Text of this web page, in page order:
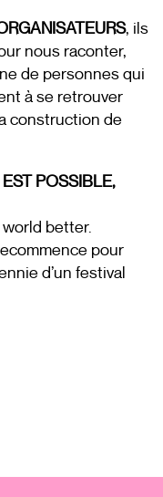
, ils
nous raconter,
de personnes qui
à se retrouver
construction de
POSSIBLE,
better.
pour
d’un festival